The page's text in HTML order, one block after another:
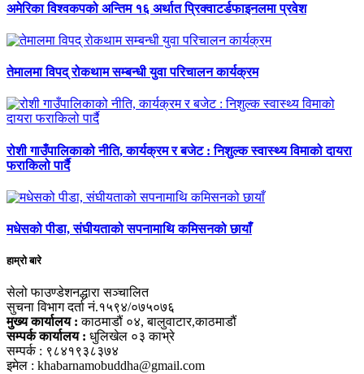
अमेरिका विश्वकपको अन्तिम १६ अर्थात प्रिक्वाटर्डफाइनलमा प्रवेश
तेमालमा विपद् रोकथाम सम्बन्धी युवा परिचालन कार्यक्रम
रोशी गाउँपालिकाको नीति, कार्यक्रम र बजेट : निशुल्क स्वास्थ्य विमाको दायरा
फराकिलो पार्दै
मधेसको पीडा, संघीयताको सपनामाथि कमिसनको छायाँ
हाम्रो बारे
सेलो फाउण्डेशनद्धारा सञ्चालित
सुचना विभाग दर्ता नं.१५९४/०७५०७६
मुख्य कार्यालय : काठमाडौं ०४, बालुवाटार,काठमाडौं
सम्पर्क कार्यालय : धुलिखेल ०३ काभ्रे
सम्पर्क : ९८४१९३८३७४
इमेल : khabarnamobuddha@gmail.com